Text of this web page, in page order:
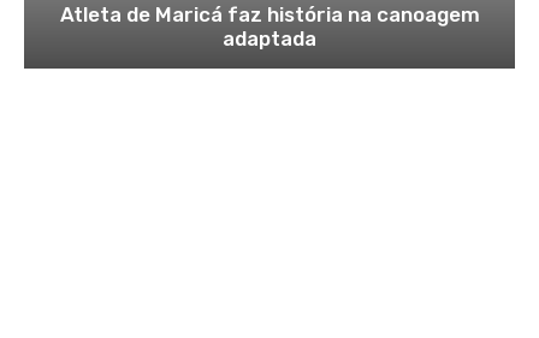
Atleta de Maricá faz história na canoagem
adaptada